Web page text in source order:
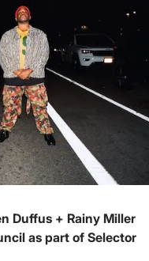
Duffus + Rainy Miller
as part of Selector